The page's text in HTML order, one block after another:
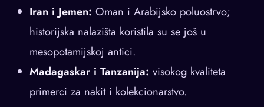
Iran i Jemen: Oman i Arabijsko poluostrvo;
historijska nalazišta koristila su se još u
mesopotamijskoj antici.
Madagaskar i Tanzanija: visokog kvaliteta
primerci za nakit i kolekcionarstvo.